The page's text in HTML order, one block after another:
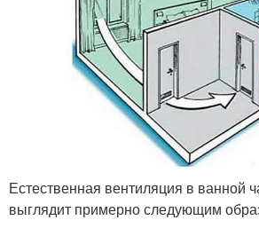
Естественная вентиляция в ванной
выглядит примерно следующим